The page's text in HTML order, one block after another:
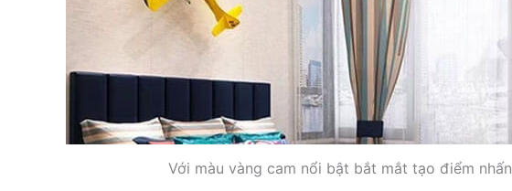
Với màu vàng cam nổi bật bắt mắt tạo điểm nhấn